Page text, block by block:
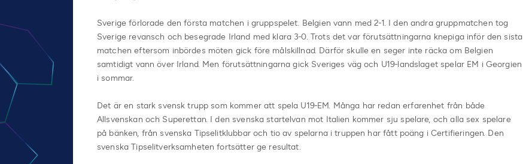
Sverige förlorade den första matchen i gruppspelet. Belgien vann med 2-1. I den andra gruppmatchen tog
Sverige revansch och besegrade Irland med klara 3-0. Trots det var förutsättningarna knepiga inför den sista
matchen eftersom inbördes möten gick före målskillnad. Därför skulle en seger inte räcka om Belgien
samtidigt vann över Irland. Men förutsättningarna gick Sveriges väg och U19-landslaget spelar EM i Georgien
i sommar.
Det är en stark svensk trupp som kommer att spela U19-EM. Många har redan erfarenhet från både
Allsvenskan och Superettan. I den svenska startelvan mot Italien kommer sju spelare, och alla sex spelare
på bänken, från svenska Tipselitklubbar och tio av spelarna i truppen har fått poäng i Certifieringen. Den
svenska Tipselitverksamheten fortsätter ge resultat.